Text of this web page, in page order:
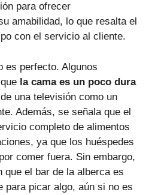
para ofrecer
amabilidad, lo que resalta el
con el servicio al cliente.
es perfecto. Algunos
la cama es un poco dura
una televisión como un
Además, se señala que el
completo de alimentos
ya que los huéspedes
comer fuera. Sin embargo,
que el bar de la alberca es
para picar algo, aún si no es